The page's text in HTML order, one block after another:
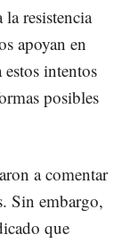
resistencia
apoyan en
intentos
posibles
a comentar
Sin embargo,
que